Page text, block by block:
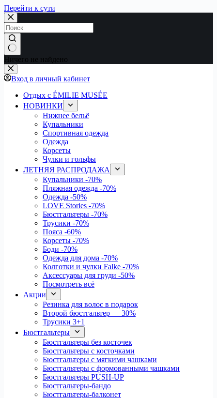
Перейти к сути
Ничего не найдено
Вход в личный кабинет
Отдых с ÉMILIE MUSÉE
НОВИНКИ
Нижнее бельё
Купальники
Спортивная одежда
Одежда
Корсеты
Чулки и гольфы
ЛЕТНЯЯ РАСПРОДАЖА
Купальники -70%
Пляжная одежда -70%
Одежда -50%
LOVE Stories -70%
Бюстгальтеры -70%
Трусики -70%
Пояса -60%
Корсеты -70%
Боди -70%
Одежда для дома -70%
Колготки и чулки Falke -70%
Аксессуары для груди -50%
Посмотреть всё
Акции
Резинка для волос в подарок
Второй бюстгальтер — 30%
Трусики 3+1
Бюстгальтеры
Бюстгальтеры без косточек
Бюстгальтеры с косточками
Бюстгальтеры с мягкими чашками
Бюстгальтеры с формованными чашками
Бюстгальтеры PUSH-UP
Бюстгальтеры-бандо
Бюстгальтеры-балконет